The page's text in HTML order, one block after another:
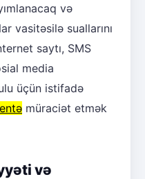
və
vasitəsilə suallarını
saytı, SMS
media
üçün istifadə
müraciət etmək
və